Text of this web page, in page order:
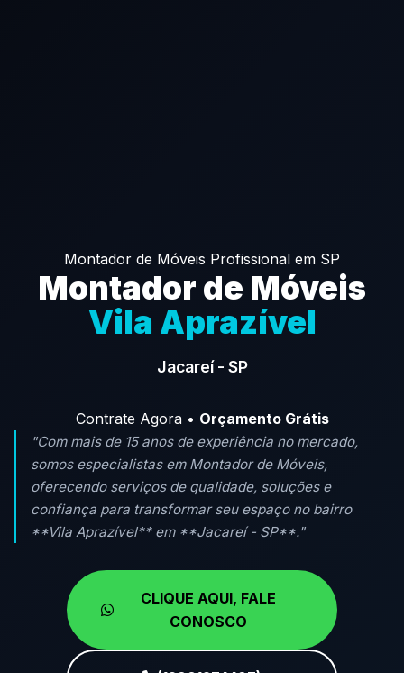
Montador de Móveis Profissional em SP
Montador de Móveis
Vila Aprazível
Jacareí - SP
Contrate Agora • Orçamento Grátis
"Com mais de 15 anos de experiência no mercado,
somos especialistas em Montador de Móveis,
oferecendo serviços de qualidade, soluções e
confiança para transformar seu espaço no bairro
**Vila Aprazível** em **Jacareí - SP**."
CLIQUE AQUI, FALE
CONOSCO